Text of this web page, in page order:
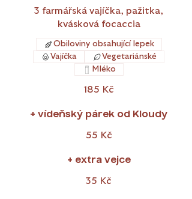
3 farmářská vajíčka, pažitka,
kvásková focaccia
185 Kč
Obiloviny obsahující lepek
Vajíčka
Vegetariánské
Mléko
+ vídeňský párek od Kloudy
55 Kč
+ extra vejce
35 Kč